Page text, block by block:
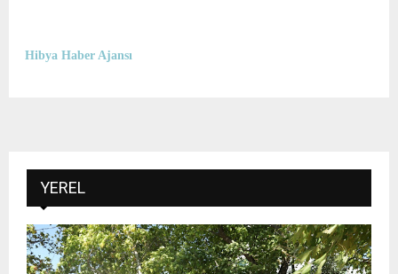
Hibya Haber Ajansı
YEREL